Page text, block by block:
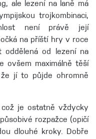
ale lezení na laně má
trojkombinaci,
není právě její
na příští hry v roce
od lezení na
ovšem maximálně těší
že jí to půjde ohromně
což je ostatně vždycky
rozpažce (opičí
dlouhé kroky. Dobře